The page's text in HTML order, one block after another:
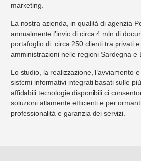
marketing.
La nostra azienda, in qualità di agenzia
annualmente l’invio di circa 4 mln di
portafoglio di circa 250 clienti tra privati
amministrazioni nelle regioni Sardegna e
Lo studio, la realizzazione, l’avviamento
sistemi informativi integrati basati sulle
affidabili tecnologie disponibili ci
soluzioni altamente efficienti e
professionalità e garanzia dei servizi.